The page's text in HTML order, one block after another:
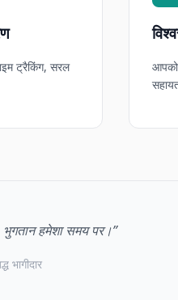
ट्रैकिंग, सरल
भुगतान हमेशा समय पर।”
भागीदार